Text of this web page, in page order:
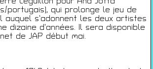
portugais), qui prolonge le jeu de
auquel s’adonnent les deux artistes
dizaine d’années. Il sera disponible
de JAP début mai.
ARTS
— 1000 BXL
—INFO@JAP.BE
communautaire française ; de l’échevinat
de Bruxelles ; de urban brussels ;du Palais des